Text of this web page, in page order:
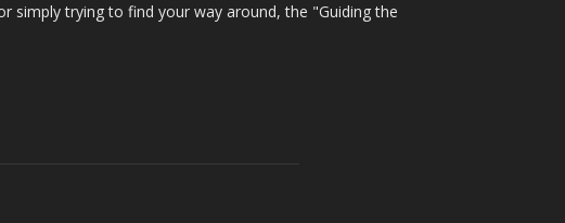
simply trying to find your way around, the "Guiding the